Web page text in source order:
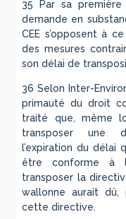
35 Par sa
demande en
CEE s’opposent à
des mesures
son délai de
36 Selon Inter-
primauté du droit
traité que, même
transposer une
l’expiration du délai
être conforme à
transposer la
wallonne aurait
cette directive.